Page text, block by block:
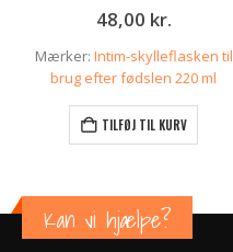
0 ud af 5
48,00 kr.
Mærker: Intim-skylleflasken til
brug efter fødslen 220 ml
TILFØJ TIL KURV
Kan vi hjælpe?